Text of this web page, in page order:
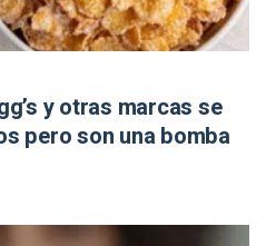
y otras marcas se
pero son una bomba